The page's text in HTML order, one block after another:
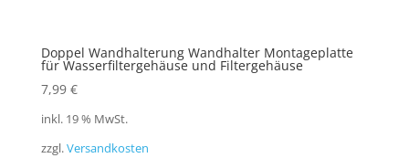
Doppel Wandhalterung Wandhalter Montageplatte
für Wasserfiltergehäuse und Filtergehäuse
7,99 €
inkl. 19 % MwSt.
zzgl.Versandkosten